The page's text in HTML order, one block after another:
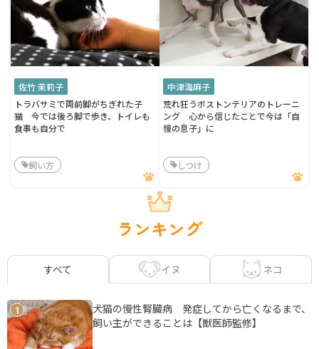
佐竹 茉莉子
トラバサミで両前脚がちぎれた子
猫 今では後ろ脚で歩き、トイレも
食事も自分で
飼い方
中津海麻子
荒れ狂うボストンテリアのトレーニ
ング 心から信じたことで今は「自
慢の息子」に
しつけ
ランキング
すべて イヌ ネコ
1
犬猫の慢性腎臓病 発症してから亡くなるまで、
飼い主ができることは【獣医師監修】